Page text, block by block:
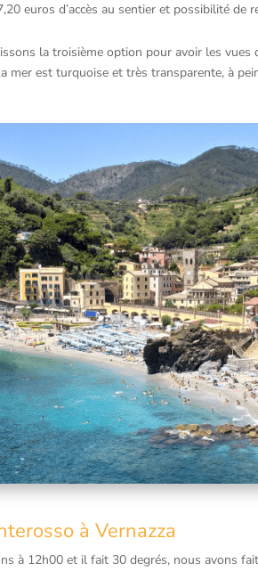
euros d’accès au sentier et possibilité de
la troisième option pour avoir les
mer est turquoise et très transparente, à
à Vernazza
à 12h00 et il fait 30 degrés, nous avons